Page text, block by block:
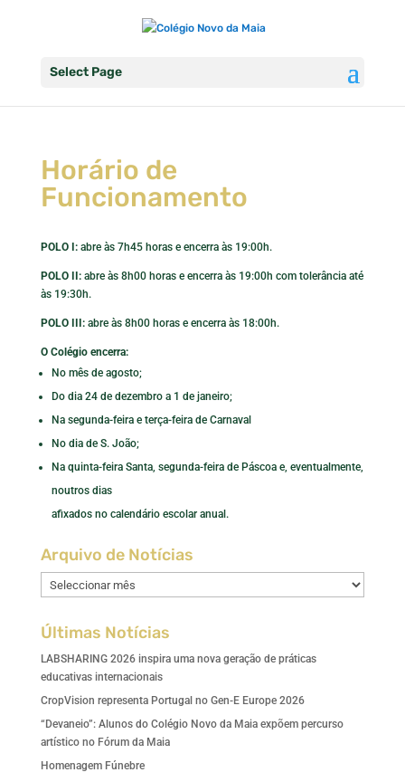
Select Page
Horário de
Funcionamento
POLO I:abre às 7h45 horas e encerra às 19:00h.
POLO II:abre às 8h00 horas e encerra às 19:00h com tolerância até
às 19:30h.
POLO III:abre às 8h00 horas e encerra às 18:00h.
O Colégio encerra:
No mês de agosto;
Do dia 24 de dezembro a 1 de janeiro;
Na segunda-feira e terça-feira de Carnaval
No dia de S. João;
Na quinta-feira Santa, segunda-feira de Páscoa e, eventualmente,
noutros dias
afixados no calendário escolar anual.
Arquivo de Notícias
Arquivo
de
Últimas Notícias
LABSHARING 2026 inspira uma nova geração de práticas
educativas internacionais
CropVision representa Portugal no Gen-E Europe 2026
“Devaneio”: Alunos do Colégio Novo da Maia expõem percurso
artístico no Fórum da Maia
Homenagem Fúnebre